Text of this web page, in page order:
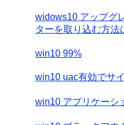
widows10 アップグ
ターを取り込む方法
win10 99%
win10 uac有効でサ
win10 アプリケーシ